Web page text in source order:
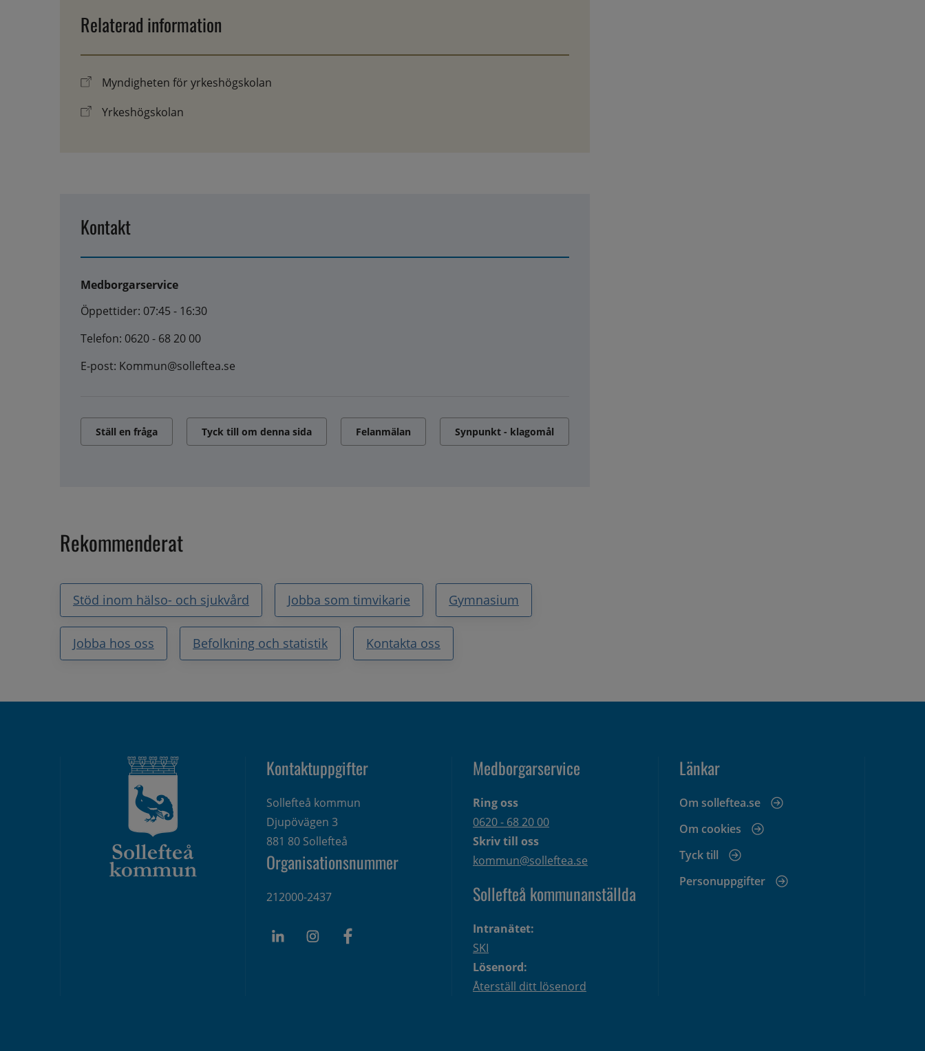
Relaterad information
Myndigheten för yrkeshögskolan
Yrkeshögskolan
Kontakt
Medborgarservice
Öppettider: 07:45 - 16:30
Telefon: 0620 - 68 20 00
E-post: Kommun@solleftea.se
Ställ en fråga Tyck till om denna sida Felanmälan Synpunkt - klagomål
Rekommenderat
Stöd inom hälso- och sjukvård Jobba som timvikarie Gymnasium
Jobba hos oss Befolkning och statistik Kontakta oss
Kontaktuppgifter
Sollefteå kommun
Djupövägen 3
881 80 Sollefteå
Organisationsnummer
212000-2437
Medborgarservice
Ring oss
0620 - 68 20 00
Skriv till oss
kommun@solleftea.se
Sollefteå kommunanställda
Intranätet:
SKI
Lösenord:
Återställ ditt lösenord
Länkar
Om solleftea.se
Om cookies
Tyck till
Personuppgifter